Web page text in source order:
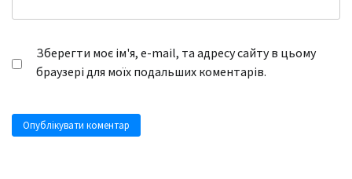
Зберегти моє ім'я, e-mail, та адресу сайту в цьому
браузері для моїх подальших коментарів.